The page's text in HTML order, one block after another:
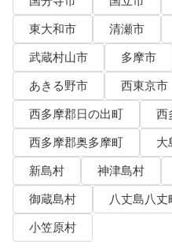
東大和市
清瀬市
武蔵村山市
多摩市
あきる野市
西東京市
西多摩郡日の出町
西
西多摩郡奥多摩町
大
新島村
神津島村
御蔵島村
八丈島八丈
小笠原村